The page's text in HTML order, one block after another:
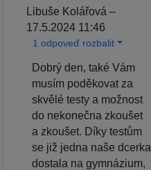
Libuše Kolářová –
17.5.2024 11:46
1 odpoveď rozbalit
Dobrý den, také Vám
musím poděkovat za
skvělé testy a možnost
do nekonečna zkoušet
a zkoušet. Díky testům
se již jedna naše dcerka
dostala na gymnázium,